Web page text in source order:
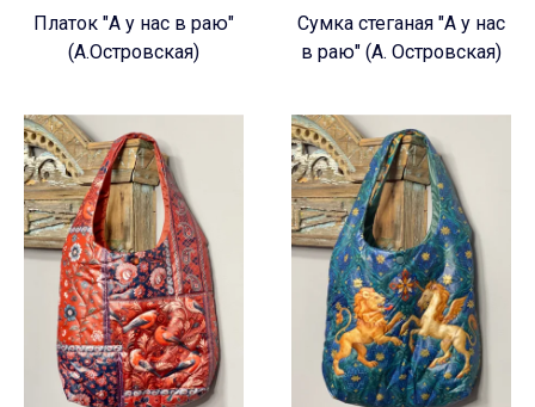
Платок "А у нас в раю"
(А.Островская)
Сумка стеганая "А у нас
в раю" (А. Островская)